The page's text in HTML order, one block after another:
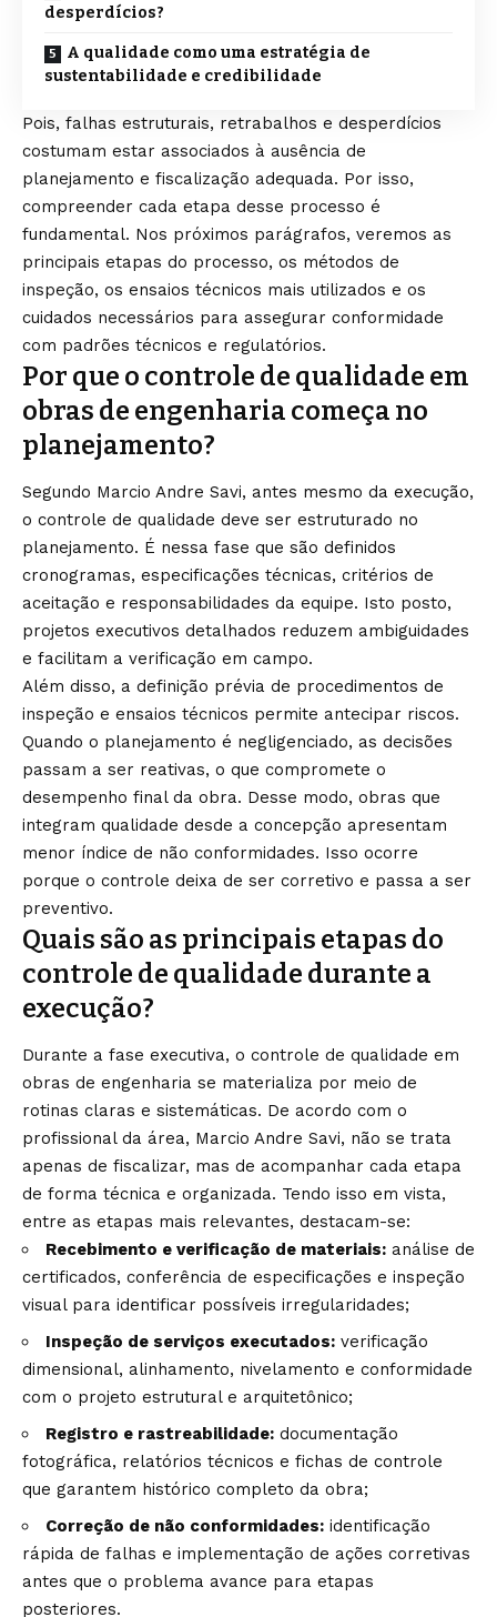
desperdícios?
A qualidade como uma estratégia de
sustentabilidade e credibilidade
Pois, falhas estruturais, retrabalhos e desperdícios
costumam estar associados à ausência de
planejamento e fiscalização adequada. Por isso,
compreender cada etapa desse processo é
fundamental. Nos próximos parágrafos, veremos as
principais etapas do processo, os métodos de
inspeção, os ensaios técnicos mais utilizados e os
cuidados necessários para assegurar conformidade
com padrões técnicos e regulatórios.
Por que o controle de qualidade em
obras de engenharia começa no
planejamento?
Segundo Marcio Andre Savi, antes mesmo da execução,
o controle de qualidade deve ser estruturado no
planejamento. É nessa fase que são definidos
cronogramas, especificações técnicas, critérios de
aceitação e responsabilidades da equipe. Isto posto,
projetos executivos detalhados reduzem ambiguidades
e facilitam a verificação em campo.
Além disso, a definição prévia de procedimentos de
inspeção e ensaios técnicos permite antecipar riscos.
Quando o planejamento é negligenciado, as decisões
passam a ser reativas, o que compromete o
desempenho final da obra. Desse modo, obras que
integram qualidade desde a concepção apresentam
menor índice de não conformidades. Isso ocorre
porque o controle deixa de ser corretivo e passa a ser
preventivo.
Quais são as principais etapas do
controle de qualidade durante a
execução?
Durante a fase executiva, o controle de qualidade em
obras de engenharia se materializa por meio de
rotinas claras e sistemáticas. De acordo com o
profissional da área, Marcio Andre Savi, não se trata
apenas de fiscalizar, mas de acompanhar cada etapa
de forma técnica e organizada. Tendo isso em vista,
entre as etapas mais relevantes, destacam-se:
Recebimento e verificação de materiais: análise de
certificados, conferência de especificações e inspeção
visual para identificar possíveis irregularidades;
Inspeção de serviços executados: verificação
dimensional, alinhamento, nivelamento e conformidade
com o projeto estrutural e arquitetônico;
Registro e rastreabilidade: documentação
fotográfica, relatórios técnicos e fichas de controle
que garantem histórico completo da obra;
Correção de não conformidades: identificação
rápida de falhas e implementação de ações corretivas
antes que o problema avance para etapas
posteriores.